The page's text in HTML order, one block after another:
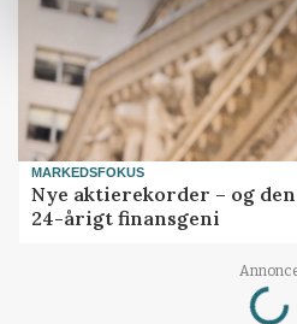
MARKEDSFOKUS
Nye aktierekorder – og
24-årigt finansgeni
Loading...